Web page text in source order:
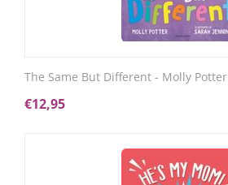
The Same But Different - Molly Potter
€12,95